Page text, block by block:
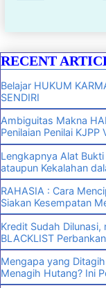
RECENT
Belajar HUKUM
SENDIRI
Ambiguitas Makna
Penilaian Penilai KJPP
Lengkapnya Alat
ataupun Kekalahan
RAHASIA : Cara
Siakan Kesempatan
Kredit Sudah
BLACKLIST
Mengapa yang
Menagih Hutang? Ini